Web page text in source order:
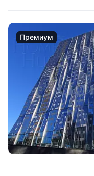
Премиум